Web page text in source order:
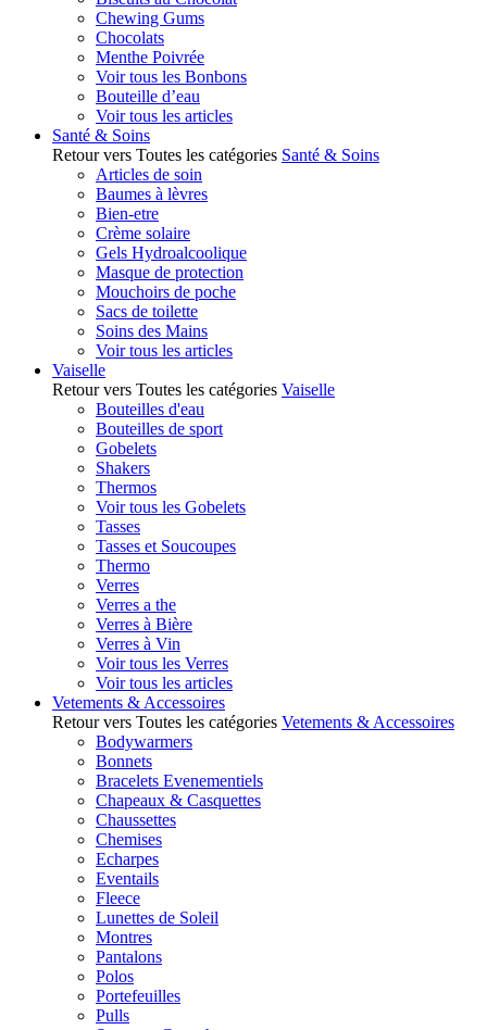
Chewing Gums
Chocolats
Menthe Poivrée
Voir tous les Bonbons
Bouteille d’eau
Voir tous les articles
Santé & Soins
Retour vers Toutes les catégories Santé & Soins
Articles de soin
Baumes à lèvres
Bien-etre
Crème solaire
Gels Hydroalcoolique
Masque de protection
Mouchoirs de poche
Sacs de toilette
Soins des Mains
Voir tous les articles
Vaiselle
Retour vers Toutes les catégories Vaiselle
Bouteilles d'eau
Bouteilles de sport
Gobelets
Shakers
Thermos
Voir tous les Gobelets
Tasses
Tasses et Soucoupes
Thermo
Verres
Verres a the
Verres à Bière
Verres à Vin
Voir tous les Verres
Voir tous les articles
Vetements & Accessoires
Retour vers Toutes les catégories Vetements & Accessoires
Bodywarmers
Bonnets
Bracelets Evenementiels
Chapeaux & Casquettes
Chaussettes
Chemises
Echarpes
Eventails
Fleece
Lunettes de Soleil
Montres
Pantalons
Polos
Portefeuilles
Pulls